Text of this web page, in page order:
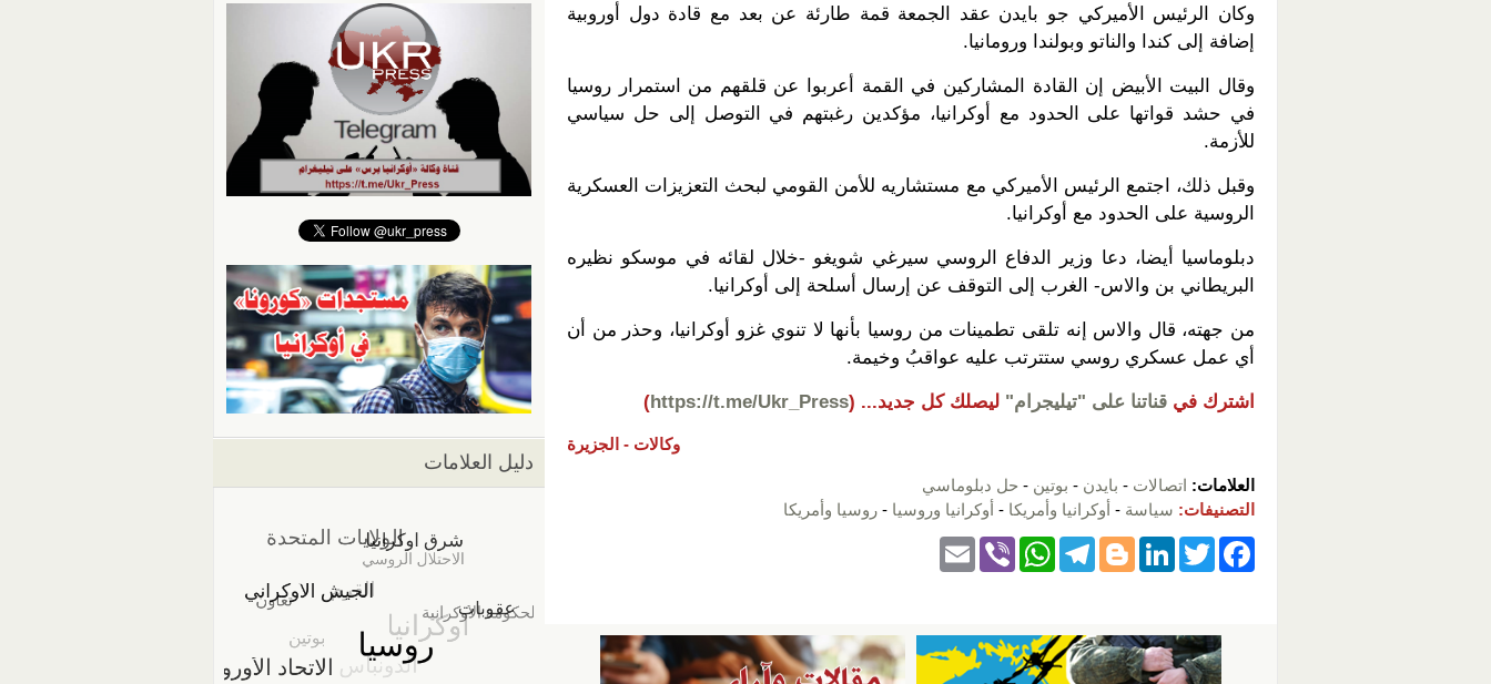
وكان الرئيس الأميركي جو بايدن عقد الجمعة قمة طارئة عن بعد مع قادة دول أوروبية
إضافة إلى كندا والناتو وبولندا ورومانيا.
وقال البيت الأبيض إن القادة المشاركين في القمة أعربوا عن قلقهم من استمرار روسيا
في حشد قواتها على الحدود مع أوكرانيا، مؤكدين رغبتهم في التوصل إلى حل سياسي
للأزمة.
وقبل ذلك، اجتمع الرئيس الأميركي مع مستشاريه للأمن القومي لبحث التعزيزات العسكرية
الروسية على الحدود مع أوكرانيا.
دبلوماسيا أيضا، دعا وزير الدفاع الروسي سيرغي شويغو -خلال لقائه في موسكو نظيره
البريطاني بن والاس- الغرب إلى التوقف عن إرسال أسلحة إلى أوكرانيا.
من جهته، قال والاس إنه تلقى تطمينات من روسيا بأنها لا تنوي غزو أوكرانيا، وحذر من أن
أي عمل عسكري روسي ستترتب عليه عواقبُ وخيمة.
اشترك في قناتنا على "تيليجرام" ليصلك كل جديد... (
https://t.me/Ukr_Press
)
وكالات - الجزيرة
العلامات: اتصالات - بايدن - بوتين - حل دبلوماسي
التصنيفات: سياسة - أوكرانيا وأمريكا - أوكرانيا وروسيا - روسيا وأمريكا
F
e
T
er
Li
e
Bl
g
T
gr
W
s
Vi
دليل العلامات